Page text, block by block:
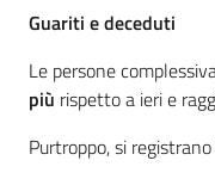
Guariti e deceduti
Le persone
più rispetto a ieri e
Purtroppo, si